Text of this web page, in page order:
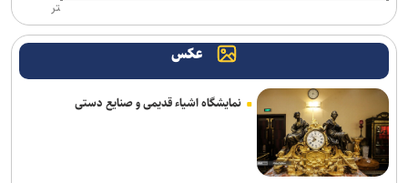
دستگاه مترجم جیبی جدید گوگل بدون نیاز به اینترنت مکالمات را ترجمه
کمیسیون اروپا توافق نهایی اجرای شبکه ماهواره‌ای IRIS² را امضا کرد
کاهش ۷۰۰ میلیون یورویی ارزبری با نظارت معاونت علمی
تر
عکس
نمایشگاه اشیاء قدیمی و صنایع دستی